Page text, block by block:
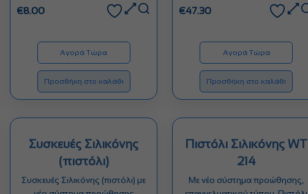
€8.00
Αγορά Τώρα
Προσθήκη στο καλάθι
€47.30
Αγορά Τώρα
Προσθήκη στο καλάθι
Συσκευές Σιλικόνης
(πιστόλι)
Συσκευές Σιλικόνης (πιστόλι) με
Πιστόλι Σιλικόνης WT
214
Με νέο σύστημα προώθησης,